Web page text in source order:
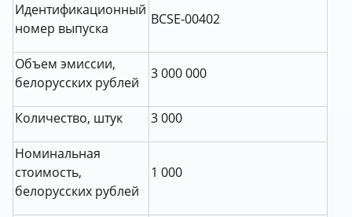
Идентификационный
номер выпуска
BCSE-00402
Объем эмиссии,
белорусских рублей
3 000 000
Количество, штук 3 000
Номинальная
стоимость,
белорусских рублей
1 000